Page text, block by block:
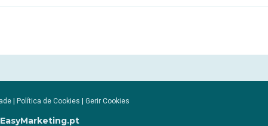
| Política de Cookies | Gerir Cookies
EasyMarketing.pt